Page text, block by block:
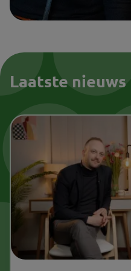
Laatste nieuws